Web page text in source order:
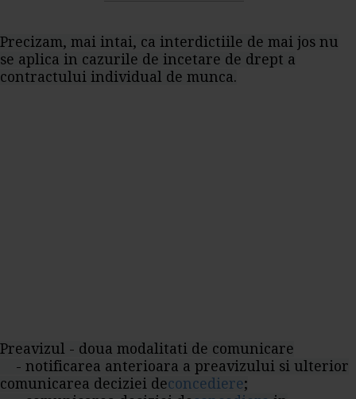
Precizam, mai intai, ca interdictiile de mai jos nu
se aplica in cazurile de incetare de drept a
contractului individual de munca.
Preavizul - doua modalitati de comunicare
- notificarea anterioara a preavizului si ulterior
comunicarea deciziei deconcediere;